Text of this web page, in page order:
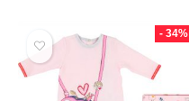
- 34%